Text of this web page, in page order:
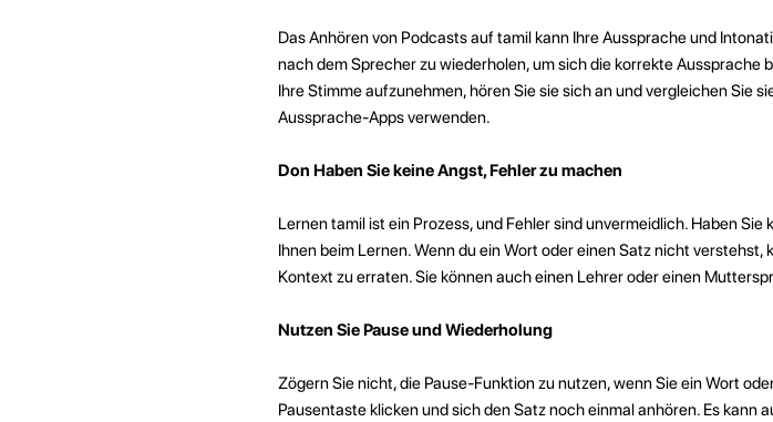
Das Anhören von Podcasts auf tamil kann Ihre Aussprache und
nach dem Sprecher zu wiederholen, um sich die korrekte Aussprache
Ihre Stimme aufzunehmen, hören Sie sie sich an und vergleichen Sie
Aussprache-Apps verwenden.
Don Haben Sie keine Angst, Fehler zu machen
Lernen tamil ist ein Prozess, und Fehler sind unvermeidlich. Haben
Ihnen beim Lernen. Wenn du ein Wort oder einen Satz nicht
Kontext zu erraten. Sie können auch einen Lehrer oder einen
Nutzen Sie Pause und Wiederholung
Zögern Sie nicht, die Pause-Funktion zu nutzen, wenn Sie ein Wort
Pausentaste klicken und sich den Satz noch einmal anhören. Es kann